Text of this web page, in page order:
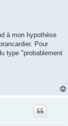
à mon hypothèse
Pour
type "probablement